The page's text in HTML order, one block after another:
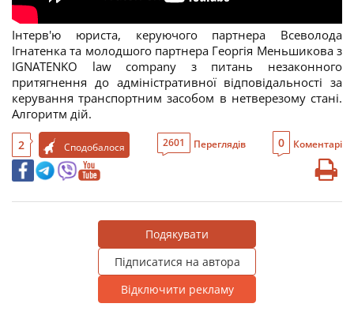
Інтерв'ю юриста, керуючого партнера Всеволода
Ігнатенка та молодшого партнера Георгія Меньшикова з
IGNATENKO law company з питань незаконного
притягнення до адміністративної відповідальності за
керування транспортним засобом в нетверезому стані.
Алгоритм дій.
2 Сподобалося 2601 Переглядів 0 Коментарі
Подякувати
Підписатися на автора
Відключити рекламу